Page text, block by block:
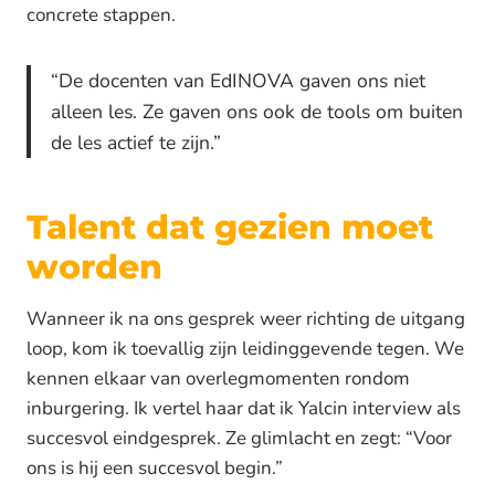
concrete stappen.
“De docenten van EdINOVA gaven ons niet
alleen les. Ze gaven ons ook de tools om buiten
de les actief te zijn.”
Talent dat gezien moet
worden
Wanneer ik na ons gesprek weer richting de uitgang
loop, kom ik toevallig zijn leidinggevende tegen. We
kennen elkaar van overlegmomenten rondom
inburgering. Ik vertel haar dat ik Yalcin interview als
succesvol eindgesprek. Ze glimlacht en zegt: “Voor
ons is hij een succesvol begin.”